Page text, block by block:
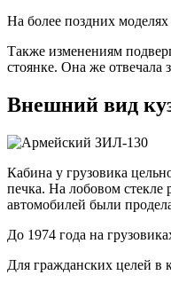
На более поздних
Также изменениям
стоянке. Она же отвечала
Внешний вид
Кабина у грузовика
печка. На лобовом
автомобилей были
До 1974 года на
Для гражданских целей в